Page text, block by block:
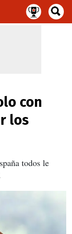
con
los
todos le